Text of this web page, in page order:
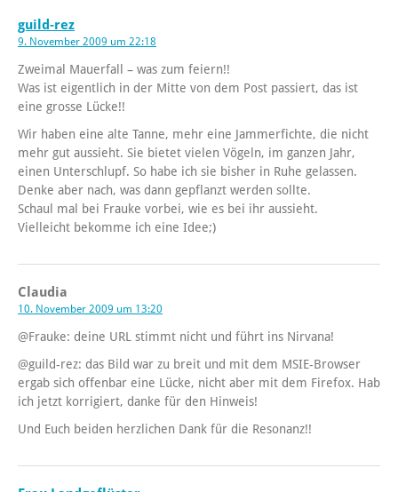
guild-rez
9. November 2009 um 22:18
Zweimal Mauerfall – was zum feiern!!
Was ist eigentlich in der Mitte von dem Post passiert, das ist
eine grosse Lücke!!
Wir haben eine alte Tanne, mehr eine Jammerfichte, die nicht
mehr gut aussieht. Sie bietet vielen Vögeln, im ganzen Jahr,
einen Unterschlupf. So habe ich sie bisher in Ruhe gelassen.
Denke aber nach, was dann gepflanzt werden sollte.
Schaul mal bei Frauke vorbei, wie es bei ihr aussieht.
Vielleicht bekomme ich eine Idee;)
Claudia
10. November 2009 um 13:20
@Frauke: deine URL stimmt nicht und führt ins Nirvana!
@guild-rez: das Bild war zu breit und mit dem MSIE-Browser
ergab sich offenbar eine Lücke, nicht aber mit dem Firefox. Hab
ich jetzt korrigiert, danke für den Hinweis!
Und Euch beiden herzlichen Dank für die Resonanz!!